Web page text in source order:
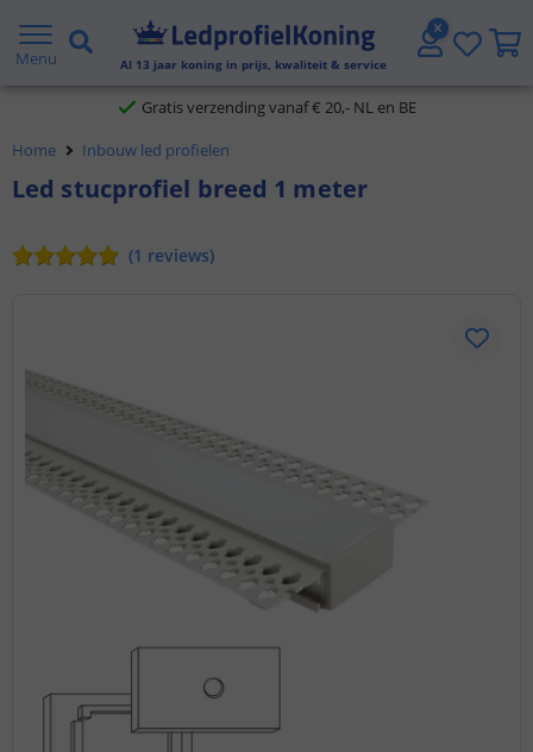
Menu Al 13 jaar koning in prijs, kwaliteit & service
2 jaar garantie
Gratis verzending vanaf € 20,- NL en BE
Klantbeoordeling 9.1
Home Inbouw led profielen
Led stucprofiel breed 1 meter
(1 reviews)